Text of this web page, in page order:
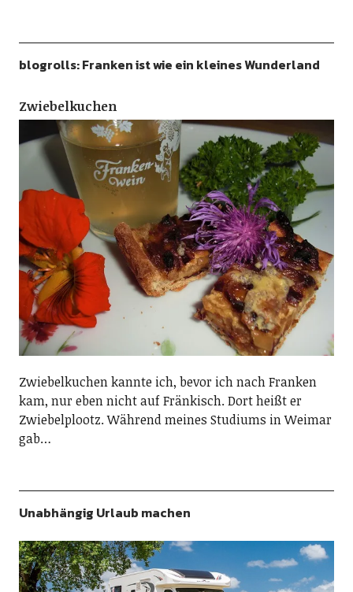
blogrolls: Franken ist wie ein kleines Wunderland
Zwiebelkuchen
Zwiebelkuchen kannte ich, bevor ich nach Franken
kam, nur eben nicht auf Fränkisch. Dort heißt er
Zwiebelplootz. Während meines Studiums in Weimar
gab…
Unabhängig Urlaub machen